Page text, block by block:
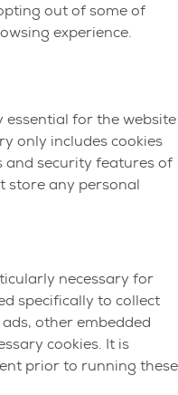
out of some of
experience.
essential for the website
only includes cookies
and security features of
store any personal
necessary for
specifically to collect
other embedded
cookies. It is
prior to running these